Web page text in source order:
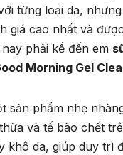
từng loại da,
giá cao nhất và
phải kể đến em
Morning Gel
sản phẩm nhẹ
và tế bào chết
khô da, giúp duy trì